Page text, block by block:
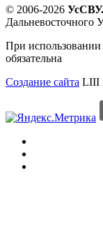
© 2006-2026
Дальневосточного
При использовании
обязательна
Создание сайта LIII